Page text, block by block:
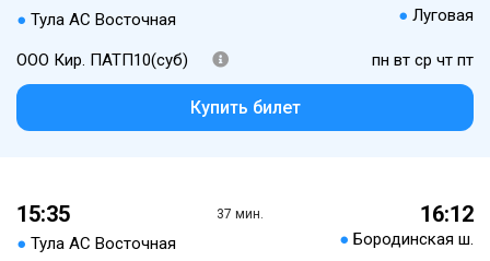
● Тула АС Восточная ● Луговая
ООО Кир. ПАТП10(суб) пн вт ср чт пт
Купить билет
15:35
● Тула АС Восточная
37 мин. 16:12
● Бородинская ш.